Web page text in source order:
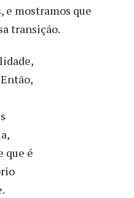
mostramos que
transição.
que é